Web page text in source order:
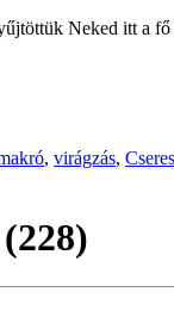
Neked itt a fő
, virágzás,